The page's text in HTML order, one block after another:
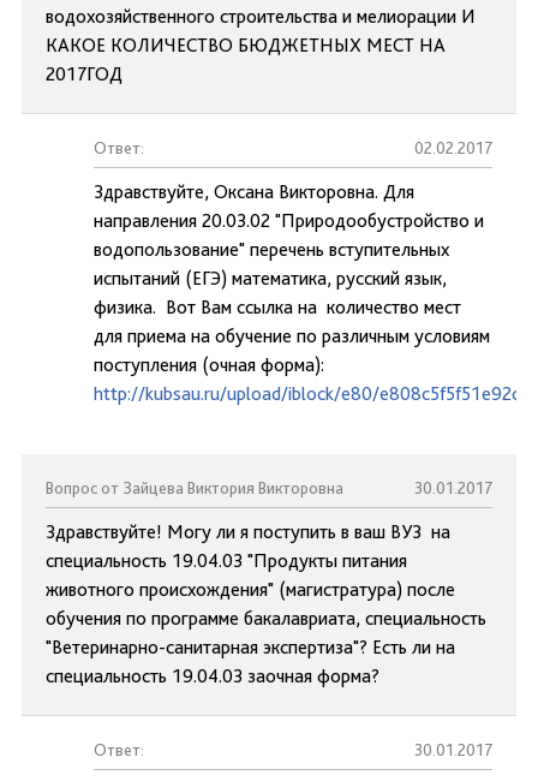
водохозяйственного строительства и мелиорации И
КАКОЕ КОЛИЧЕСТВО БЮДЖЕТНЫХ МЕСТ НА
2017ГОД
Ответ: 02.02.2017
Здравствуйте, Оксана Викторовна. Для
направления 20.03.02 "Природообустройство и
водопользование" перечень вступительных
испытаний (ЕГЭ) математика, русский язык,
физика. Вот Вам ссылка на количество мест
для приема на обучение по различным условиям
поступления (очная форма):
http://kubsau.ru/upload/iblock/e80/
Вопрос от Зайцева Виктория Викторовна 30.01.2017
Здравствуйте! Могу ли я поступить в ваш ВУЗ на
специальность 19.04.03 "Продукты питания
животного происхождения" (магистратура) после
обучения по программе бакалавриата, специальность
"Ветеринарно-санитарная экспертиза"? Есть ли на
специальность 19.04.03 заочная форма?
Ответ: 30.01.2017